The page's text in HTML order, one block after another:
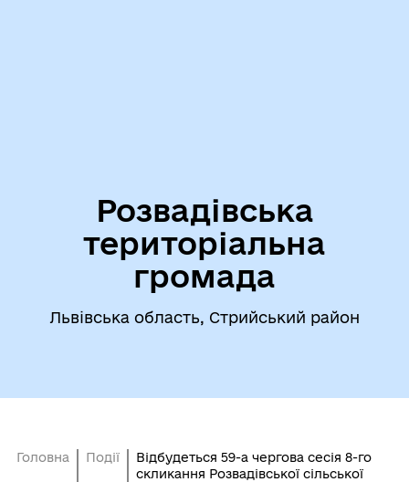
Розвадівська
територіальна
громада
Львівська область, Стрийський район
Головна Події
Відбудеться 59-а чергова сесія 8-го
скликання Розвадівської сільської